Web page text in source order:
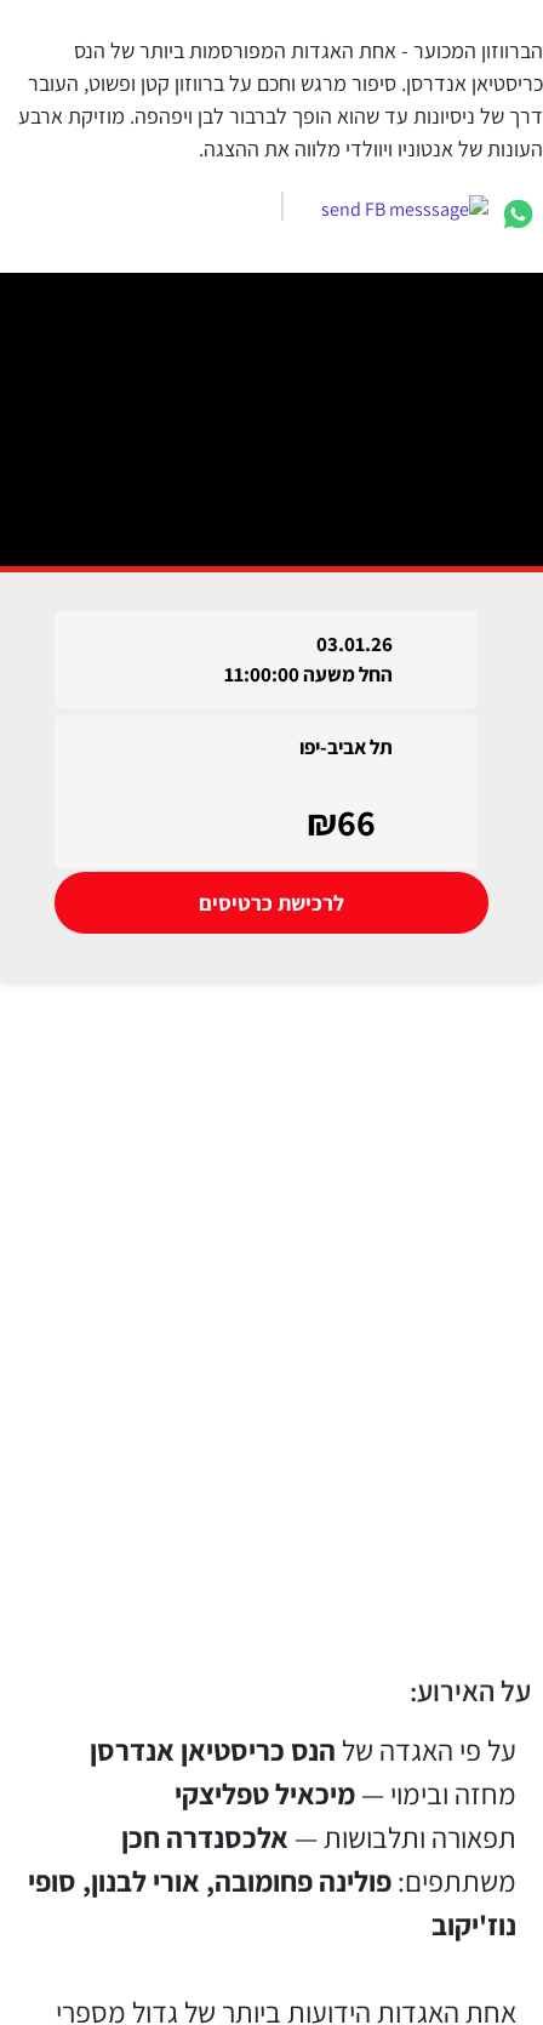
הברווזון המכוער - אחת האגדות המפורסמות ביותר של הנס
כריסטיאן אנדרסן. סיפור מרגש וחכם על ברווזון קטן ופשוט, העובר
דרך של ניסיונות עד שהוא הופך לברבור לבן ויפהפה. מוזיקת ארבע
העונות של אנטוניו ויוולדי מלווה את ההצגה.
03.01.26
החל משעה 11:00:00
תל אביב-יפו
₪66
לרכישת כרטיסים
על האירוע:
על פי האגדה של הנס כריסטיאן אנדרסן
מחזה ובימוי —מיכאיל טפליצקי
תפאורה ותלבושות — אלכסנדרה חכן
משתתפים:פולינה פחומובה, אורי לבנון, סופי
נוז'יקוב
אחת האגדות הידועות ביותר של גדול מספרי